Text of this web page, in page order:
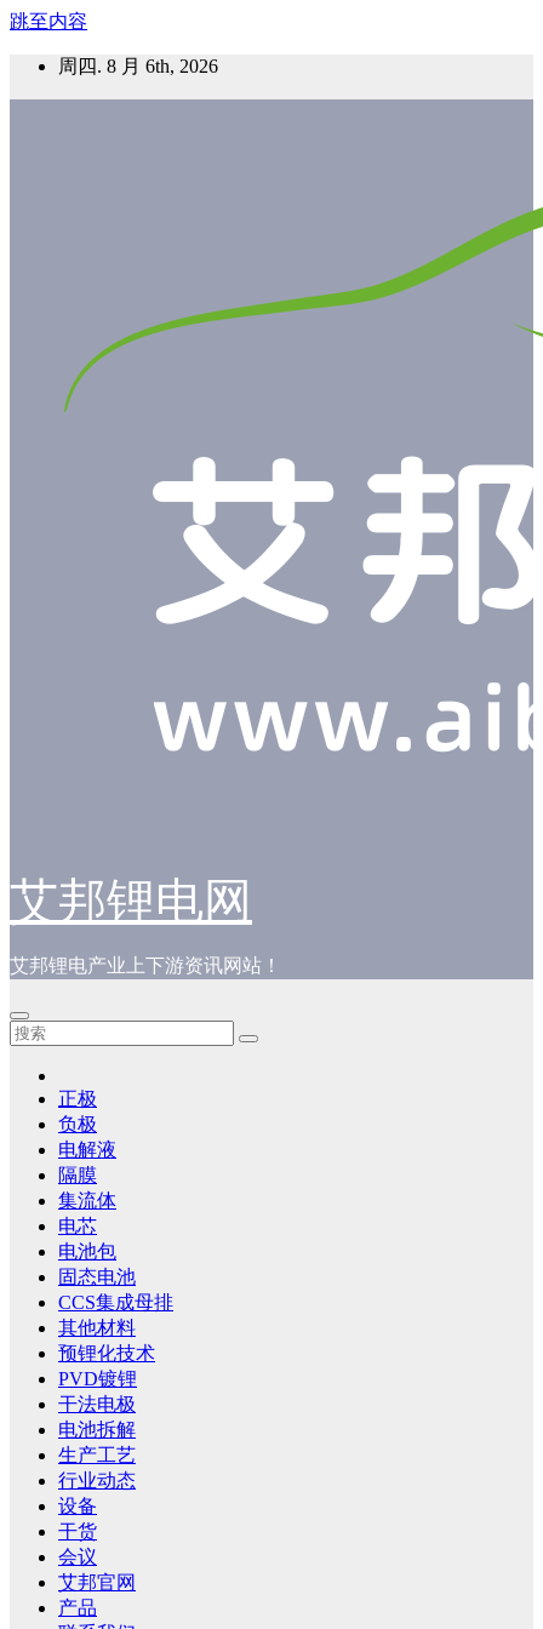
跳至内容
周四. 8 月 6th, 2026
艾邦锂电网
艾邦锂电产业上下游资讯网站！
正极
负极
电解液
隔膜
集流体
电芯
电池包
固态电池
CCS集成母排
其他材料
预锂化技术
PVD镀锂
干法电极
电池拆解
生产工艺
行业动态
设备
干货
会议
艾邦官网
产品